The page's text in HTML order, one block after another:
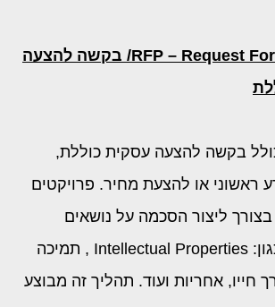
RFP – Request/ בקשה להצעה
בקשה להצעה עסקית כוללת,
ראשוני או להצעת מחיר. פרויקטים
בצורך ליצור הסכמה על נושאים
משפטיים כגון: Intellectual Properties , תמיכה
חייו, אחריות ועוד. תהליך זה מבוצע